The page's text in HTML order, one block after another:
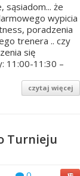
sąsiadom... że
wypicia
poradzenia
trenera .. czy
się
11:00-11:30 –
czytaj więcej
Turnieju